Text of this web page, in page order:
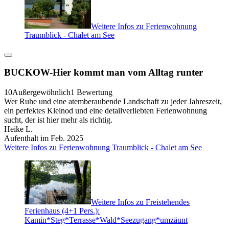
Weitere Infos zu Ferienwohnung
Traumblick - Chalet am See
BUCKOW-Hier kommt man vom Alltag runter
10Außergewöhnlich1 Bewertung
Wer Ruhe und eine atemberaubende Landschaft zu jeder Jahreszeit,
ein perfektes Kleinod und eine detailverliebten Ferienwohnung
sucht, der ist hier mehr als richtig.
Heike L.
Aufenthalt im Feb. 2025
Weitere Infos zu Ferienwohnung Traumblick - Chalet am See
Weitere Infos zu Freistehendes
Ferienhaus (4+1 Pers.):
Kamin*Steg*Terrasse*Wald*Seezugang*umzäunt